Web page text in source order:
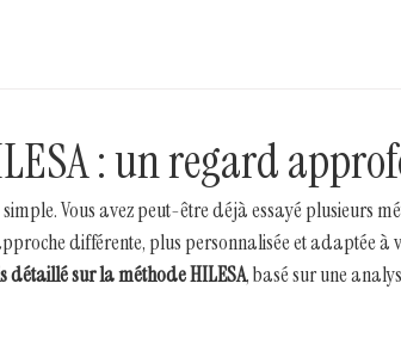
: un regard
Vous avez peut-être déjà essayé plusieurs
différente, plus personnalisée et adaptée à
détaillé sur la méthode HILESA, basé sur une